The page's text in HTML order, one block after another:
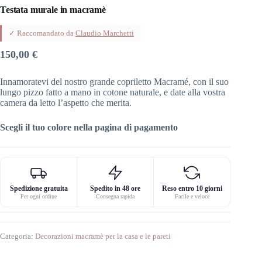
Testata murale in macramè
✓ Raccomandato da Claudio Marchetti
150,00 €
Innamoratevi del nostro grande copriletto Macramé, con il suo
lungo pizzo fatto a mano in cotone naturale, e date alla vostra
camera da letto l’aspetto che merita.
Scegli il tuo colore nella pagina di pagamento
Spedizione gratuita
Per ogni ordine
Spedito in 48 ore
Consegna rapida
Reso entro 10 giorni
Facile e veloce
Categoria: Decorazioni macramè per la casa e le pareti